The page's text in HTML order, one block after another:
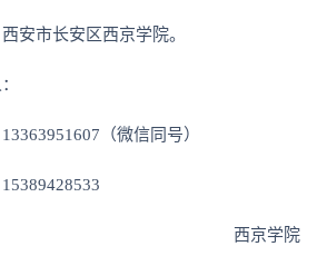
安市长安区西京学院。
（微信同号）
西京学院